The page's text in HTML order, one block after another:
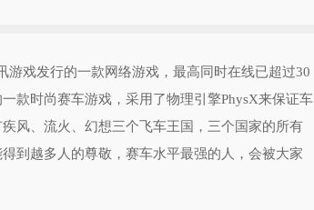
游戏发行的一款网络游戏，最高同时在线已超过30
款时尚赛车游戏，采用了物理引擎PhysX来保证车
风、流火、幻想三个飞车王国，三个国家的所有
到越多人的尊敬，赛车水平最强的人，会被大家